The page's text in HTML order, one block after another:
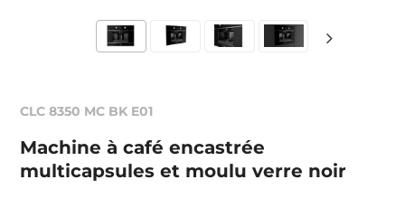
CLC 8350 MC BK E01
Machine à café encastrée
multicapsules et moulu verre noir